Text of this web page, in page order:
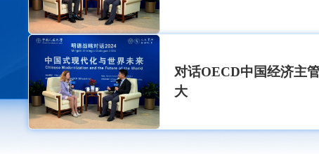
对话OECD中国经济主
大